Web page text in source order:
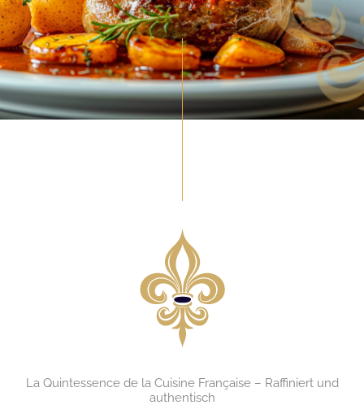
La Quintessence de la Cuisine Française – Raffiniert und
authentisch